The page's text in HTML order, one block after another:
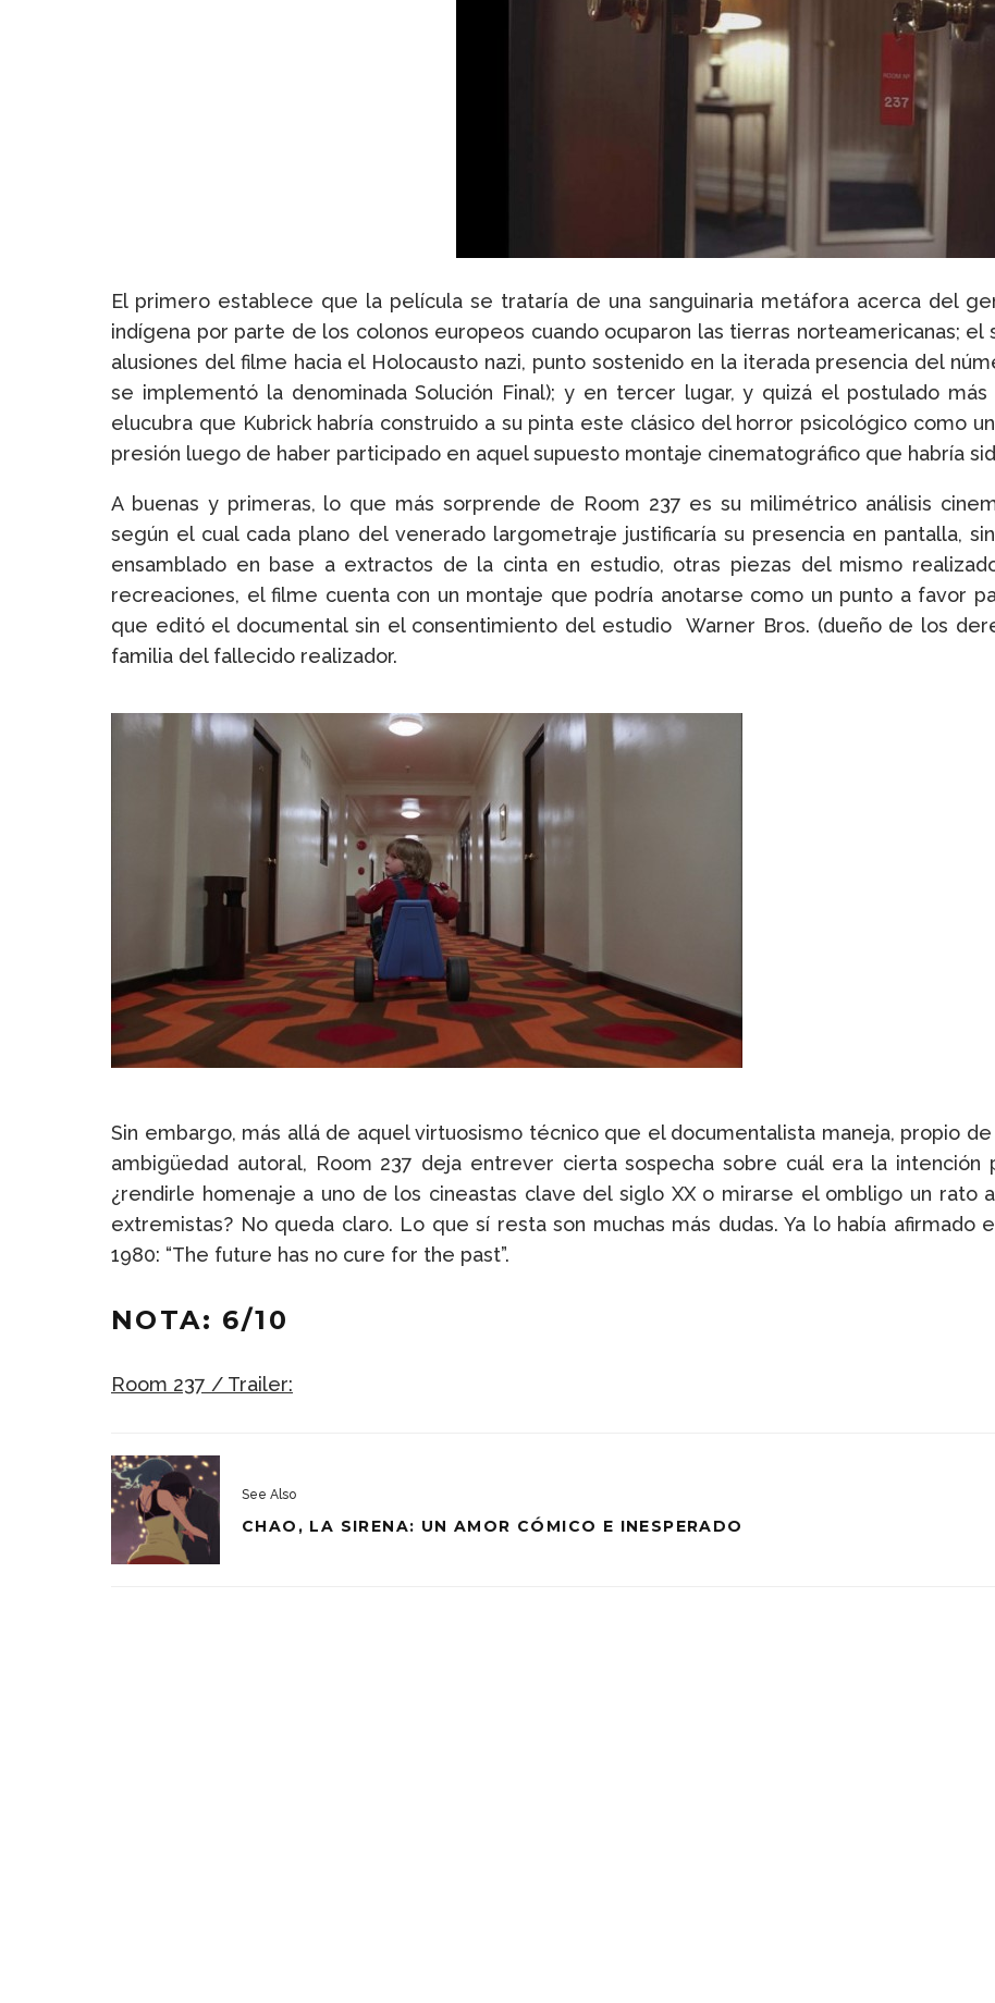
El primero establece que la película se trataría de una sanguinaria metáfora acerca del
indígena por parte de los colonos europeos cuando ocuparon las tierras norteamericanas;
alusiones del filme hacia el Holocausto nazi, punto sostenido en la iterada presencia del
se implementó la denominada Solución Final); y en tercer lugar, y quizá el postulado
elucubra que Kubrick habría construido a su pinta este clásico del horror psicológico como
presión luego de haber participado en aquel supuesto montaje cinematográfico que habría
A buenas y primeras, lo que más sorprende de Room 237 es su milimétrico análisis
según el cual cada plano del venerado largometraje justificaría su presencia en pantalla,
ensamblado en base a extractos de la cinta en estudio, otras piezas del mismo
recreaciones, el filme cuenta con un montaje que podría anotarse como un punto a favor
que editó el documental sin el consentimiento del estudio Warner Bros. (dueño de los
familia del fallecido realizador.
Sin embargo, más allá de aquel virtuosismo técnico que el documentalista maneja, propio
ambigüedad autoral, Room 237 deja entrever cierta sospecha sobre cuál era la
¿rendirle homenaje a uno de los cineastas clave del siglo XX o mirarse el ombligo un rato
extremistas? No queda claro. Lo que sí resta son muchas más dudas. Ya lo había afirmado
1980: “The future has no cure for the past”.
NOTA: 6/10
Room 237 / Trailer:
See Also
CHAO, LA SIRENA: UN AMOR CÓMICO E INESPERADO